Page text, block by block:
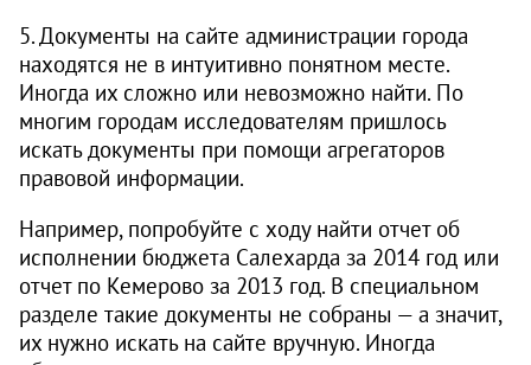
5. Документы на сайте администрации города
находятся не в интуитивно понятном месте.
Иногда их сложно или невозможно найти. По
многим городам исследователям пришлось
искать документы при помощи агрегаторов
правовой информации.
Например, попробуйте с ходу найти отчет об
исполнении бюджета Салехарда за 2014 год или
отчет по Кемерово за 2013 год. В специальном
разделе такие документы не собраны — а значит,
их нужно искать на сайте вручную. Иногда